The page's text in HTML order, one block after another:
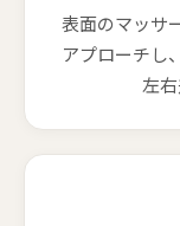
表面のマッサ
アプローチし
左